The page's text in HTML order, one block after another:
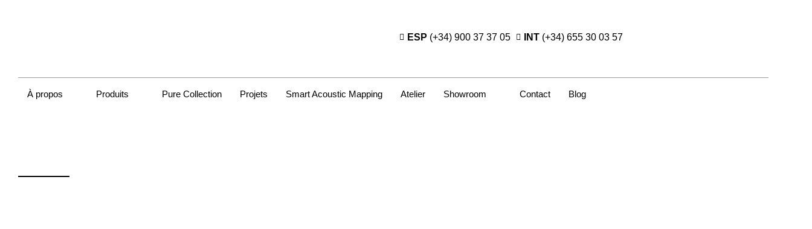
ESP (+34) 900 37 37 05 INT (+34) 655 30 03 57
À propos Produits Pure Collection Projets Smart Acoustic Mapping Atelier Showroom Contact Blog